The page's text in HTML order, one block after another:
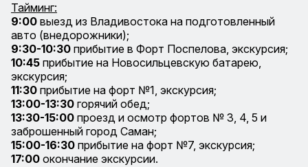
Тайминг:
9:00 выезд из Владивостока на подготовленный
авто (внедорожники);
9:30-10:30 прибытие в Форт Поспелова, экскурсия;
10:45 прибытие на Новосильцевскую батарею,
экскурсия;
11:30 прибытие на форт №1, экскурсия;
13:00-13:30 горячий обед;
13:30-15:00 проезд и осмотр фортов № 3, 4, 5 и
заброшенный город Саман;
15:00-16:30 прибытие на форт №7, экскурсия;
17:00 окончание экскурсии.